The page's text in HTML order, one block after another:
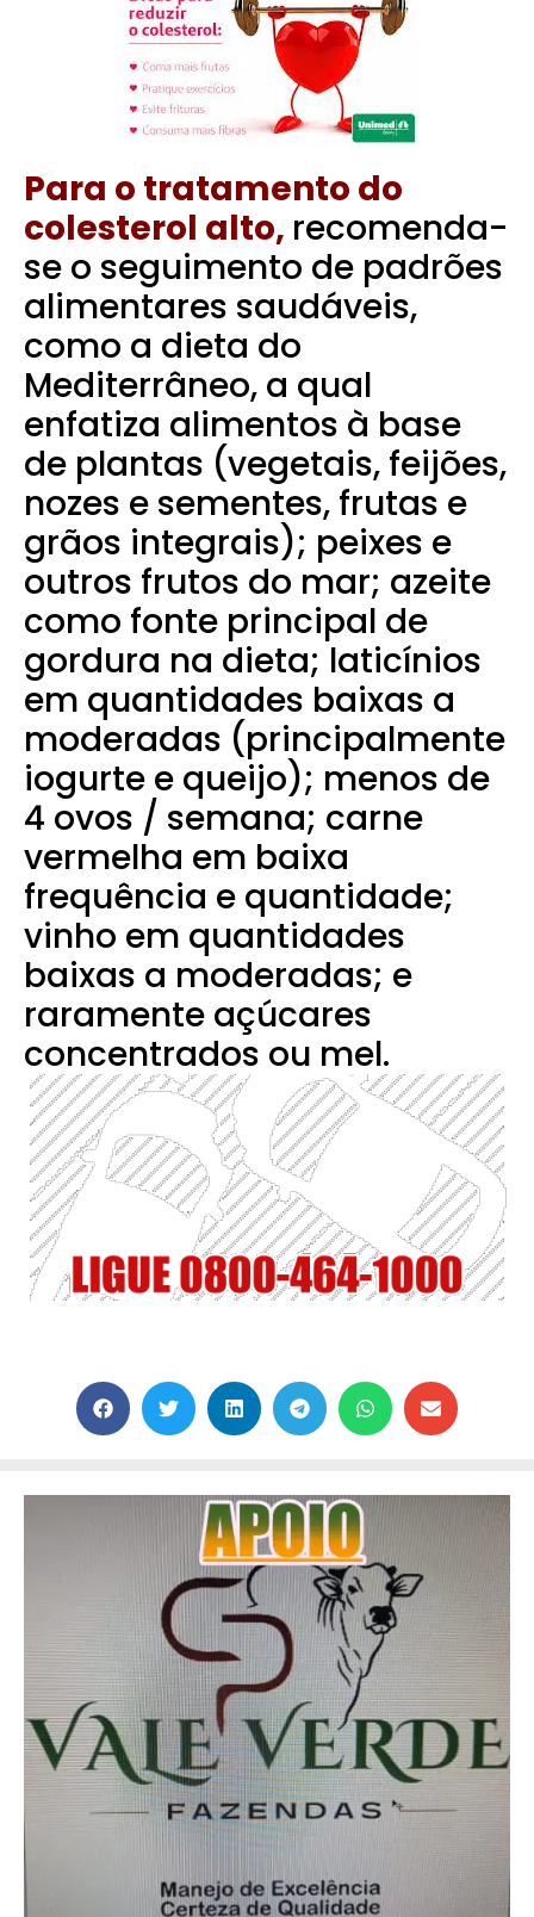
Para o tratamento do
colesterol alto, recomenda-
se o seguimento de padrões
alimentares saudáveis,
como a dieta do
Mediterrâneo, a qual
enfatiza alimentos à base
de plantas (vegetais, feijões,
nozes e sementes, frutas e
grãos integrais); peixes e
outros frutos do mar; azeite
como fonte principal de
gordura na dieta; laticínios
em quantidades baixas a
moderadas (principalmente
iogurte e queijo); menos de
4 ovos / semana; carne
vermelha em baixa
frequência e quantidade;
vinho em quantidades
baixas a moderadas; e
raramente açúcares
concentrados ou mel.